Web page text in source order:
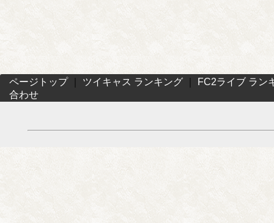
ページトップ｜ ツイキャス ランキング
FC2ライブ ラン
合わせ